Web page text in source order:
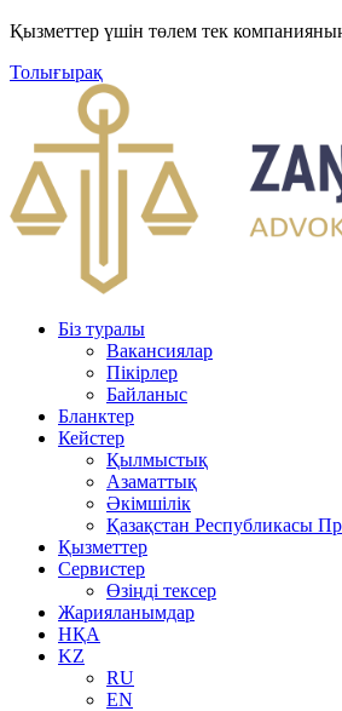
Қызметтер үшін төлем тек
Толығырақ
Біз туралы
Вакансиялар
Пікірлер
Байланыс
Бланктер
Кейстер
Қылмыстық
Азаматтық
Әкімшілік
Қазақстан Республикасы
Қызметтер
Сервистер
Өзіңді тексер
Жарияланымдар
НҚА
KZ
RU
EN